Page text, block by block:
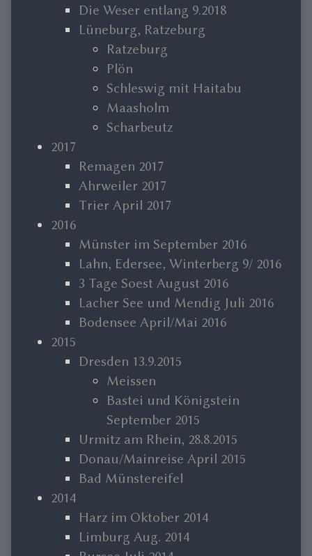
Die Weser entlang 9.2018
Lüneburg, Ratzeburg
Ratzeburg
Plön
Schleswig mit Haitabu
Maasholm
Scharbeutz
2017
Remagen 2017
Ahrweiler 2017
Trier April 2017
2016
Münster im September 2016
Lahn, Edersee, Winterberg 9/ 2016
3 Tage Soest August 2016
Lacher See und Mendig Juli 2016
Bodensee April/Mai 2016
2015
Dresden 13.9.2015
Meissen
Bastei und Königstein
September 2015
Urmitz am Rhein, 28.8.2015
Donau/Mainreise April 2015
Bad Münstereifel
2014
Harz im Oktober 2014
Limburg Aug. 2014